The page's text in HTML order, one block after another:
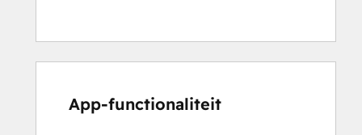
App-functionaliteit